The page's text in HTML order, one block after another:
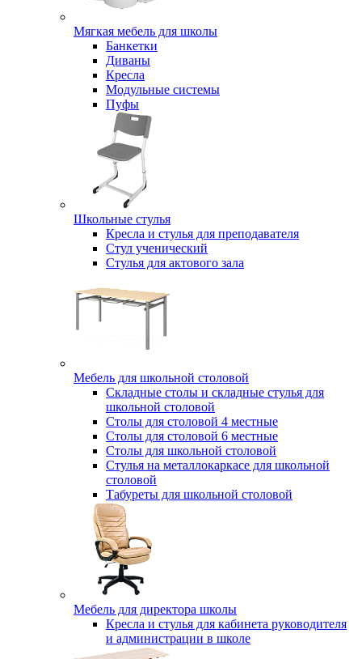
Мягкая мебель для школы
Банкетки
Диваны
Кресла
Модульные системы
Пуфы
Школьные стулья
Кресла и стулья для преподавателя
Стул ученический
Стулья для актового зала
Мебель для школьной столовой
Складные столы и складные стулья для
школьной столовой
Столы для столовой 4 местные
Столы для столовой 6 местные
Столы для школьной столовой
Стулья на металлокаркасе для школьной
столовой
Табуреты для школьной столовой
Мебель для директора школы
Кресла и стулья для кабинета руководителя
и администрации в школе